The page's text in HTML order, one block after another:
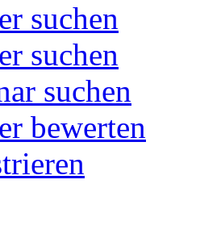
suchen
suchen
suchen
bewerten